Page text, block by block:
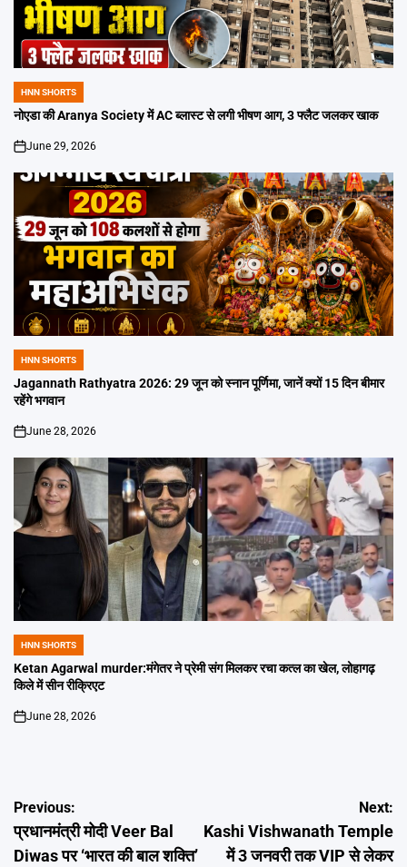
POSTED
IN
HNN SHORTS
नोएडा की Aranya Society में AC ब्लास्ट से लगी भीषण आग, 3 फ्लैट जलकर खाक
on
June 29, 2026
POSTED
IN
HNN SHORTS
Jagannath Rathyatra 2026: 29 जून को स्नान पूर्णिमा, जानें क्यों 15 दिन बीमार
रहेंगे भगवान
on
June 28, 2026
POSTED
IN
HNN SHORTS
Ketan Agarwal murder:मंगेतर ने प्रेमी संग मिलकर रचा कत्ल का खेल, लोहागढ़
किले में सीन रीक्रिएट
on
June 28, 2026
Post
navigation
Previous:
प्रधानमंत्री मोदी Veer Bal
Diwas पर ‘भारत की बाल शक्ति’
Next:
Kashi Vishwanath Temple
में 3 जनवरी तक VIP से लेकर